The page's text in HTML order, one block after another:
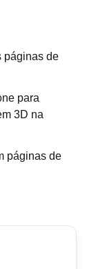
páginas de
para
3D na
páginas de